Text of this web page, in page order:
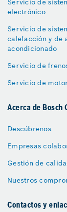
Servicio de
electrónico
Servicio de
calefacción y de
acondicionado
Servicio de
Servicio de
Acerca de Bosch
Descúbrenos
Empresas
Gestión de
Nuestros
Contactos y